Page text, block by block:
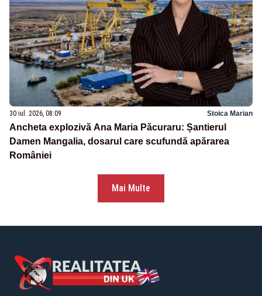
30 iul. 2026, 08:09 Stoica Marian
Ancheta explozivă Ana Maria Păcuraru: Șantierul
Damen Mangalia, dosarul care scufundă apărarea
României
Mai Multe